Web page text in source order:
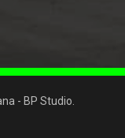
- BP Studio.